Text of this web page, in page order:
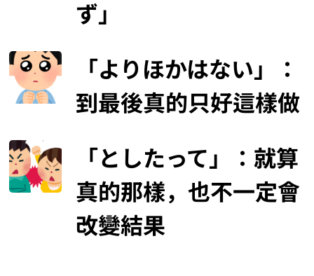
ず」
「よりほかはない」：
到最後真的只好這樣做
「としたって」：就算
真的那樣，也不一定會
改變結果